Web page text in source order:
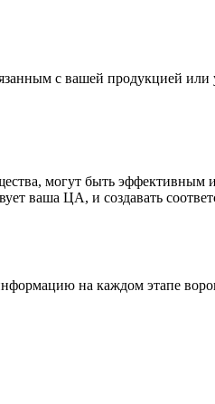
с вашей продукцией или
могут быть эффективным
ваша ЦА, и создавать
на каждом этапе